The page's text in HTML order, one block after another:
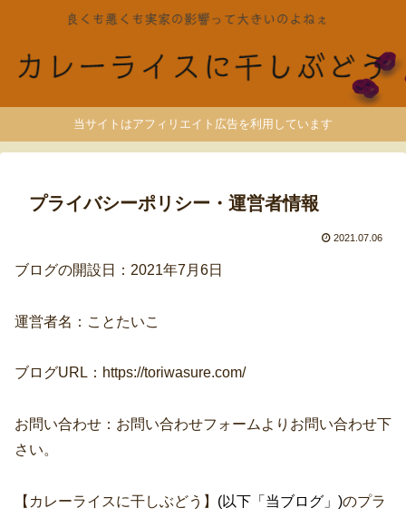
当サイトはアフィリエイト広告を利用しています
プライバシーポリシー・運営者情報
2021.07.06
ブログの開設日：2021年7月6日
運営者名：ことたいこ
ブログURL：https://toriwasure.com/
お問い合わせ：お問い合わせフォームよりお問い合わせ下
さい。
【カレーライスに干しぶどう】 (以下「当ブログ」)のプラ